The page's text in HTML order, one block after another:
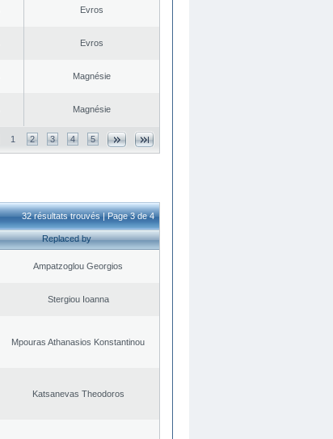
Evros
Evros
Magnésie
Magnésie
1 2 3 4 5
32 résultats trouvés | Page 3 de 4
Replaced by
Ampatzoglou Georgios
Stergiou Ioanna
Mpouras Athanasios Konstantinou
Katsanevas Theodoros